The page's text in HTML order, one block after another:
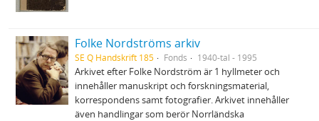
Folke Nordströms arkiv
SE Q Handskrift 185 Fonds 1940-tal - 1995
Arkivet efter Folke Nordström är 1 hyllmeter och
innehåller manuskript och forskningsmaterial,
korrespondens samt fotografier. Arkivet innehåller
även handlingar som berör Norrländska